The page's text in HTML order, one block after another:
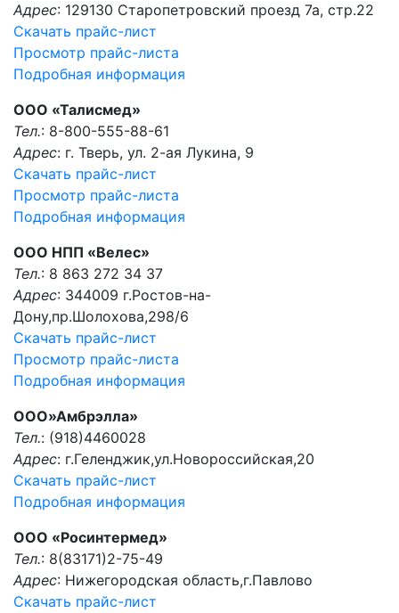
Адрес: 129130 Старопетровский проезд 7а, стр.22
Скачать прайс-лист
Просмотр прайс-листа
Подробная информация
ООО «Талисмед»
Тел.: 8-800-555-88-61
Адрес: г. Тверь, ул. 2-ая Лукина, 9
Скачать прайс-лист
Просмотр прайс-листа
Подробная информация
ООО НПП «Велес»
Тел.: 8 863 272 34 37
Адрес: 344009 г.Ростов-на-
Дону,пр.Шолохова,298/6
Скачать прайс-лист
Просмотр прайс-листа
Подробная информация
ООО»Амбрэлла»
Тел.: (918)4460028
Адрес: г.Геленджик,ул.Новороссийская,20
Скачать прайс-лист
Подробная информация
ООО «Росинтермед»
Тел.: 8(83171)2-75-49
Адрес: Нижегородская область,г.Павлово
Скачать прайс-лист